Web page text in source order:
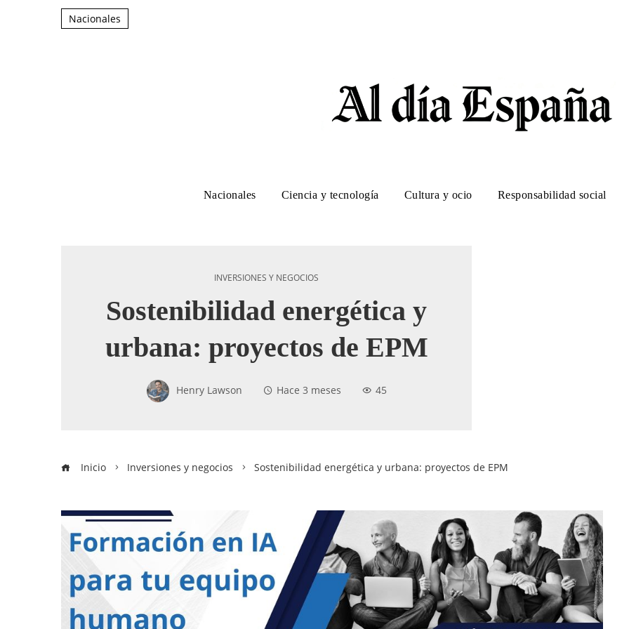
Nacionales
Nacionales Ciencia y tecnología Cultura y ocio Responsabilidad social
INVERSIONES Y NEGOCIOS
Sostenibilidad energética y
urbana: proyectos de EPM
Henry Lawson Hace 3 meses 45
Inicio Inversiones y negocios Sostenibilidad energética y urbana: proyectos de EPM